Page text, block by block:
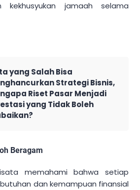
kekhusyukan jamaah selama
yang Salah Bisa
Strategi Bisnis,
Riset Pasar Menjadi
yang Tidak Boleh
Beragam
memahami bahwa setiap
dan kemampuan finansial